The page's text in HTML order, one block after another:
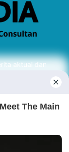
aktual dan
yang tepat.